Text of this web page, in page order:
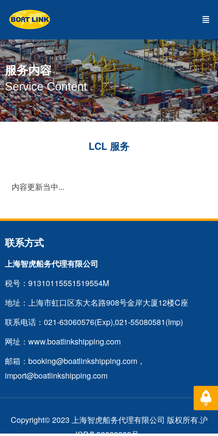
服务内容
Service Content
LCL 服务
内容更新当中...
联系方式
上海智虎船务代理有限公司
税号：91310115551519554M
地址：上海市虹口区东大名路908号金岸大厦12楼C座
联系电话：021-63060576(Exp),021-55080581(Imp)
网址：www.boatlinkshipping.com
邮箱： booking@boatlinkshipping.com ，
import@boatlinkshipping.com
Copyright© 2023 上海智虎船务代理有限公司 版权所有.沪
返回